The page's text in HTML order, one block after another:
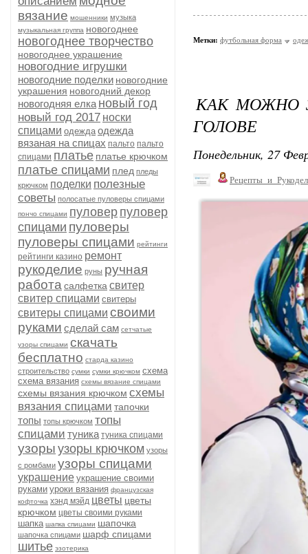
вязание мошенники музыка
музыкальная группа новогоднее
новогоднее творчество
новогоднее украшение
новогодние игрушки
новогодние поделки новогодние
украшения новогодний декор
новогодняя елка новый год
новый год 2017 носки
спицами одежда одежда
вязаная на спицах пальто пальто
спицами платье платье крючком
платье спицами плед пледы
крючком поделки полезные
советы полосатые пуловеры спицами
пончо спицами пуловер пуловер
спицами пуловеры
пуловеры спицами рейтинги
рейтинги казино ремонт
рукоделие руны ручная
работа салфетка свитер
свитер спицами свитеры
свитеры спицами своими
руками сделай сам сетчатые
узоры спицами скачать
бесплатно старда казино
строительство сумки сумки крючком схема
схема вязания схемы вязание спицами
схемы вязания крючком схемы
вязания спицами тапочки
топы топы крючком топы
спицами туника туника спицами
узоры узоры крючком узоры
с ромбами узоры спицами
украшение украшение своими
руками уроки вязания французская
кофточка хэнд мэйд цветы цветы
крючком цветы своими руками
шапка шапка спицами шапочка
шапочка спицами шарф спицами
шитье эзотерика
Метки: футбольная форма
КАК МОЖНО
ГОЛОВЕ
Понедельник, 27